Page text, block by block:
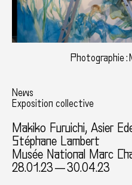
Photographie
News
Exposition collective
Makiko Furuichi, Asier
Stéphane Lambert
Musée National Marc
28.01.23 — 30.04.23